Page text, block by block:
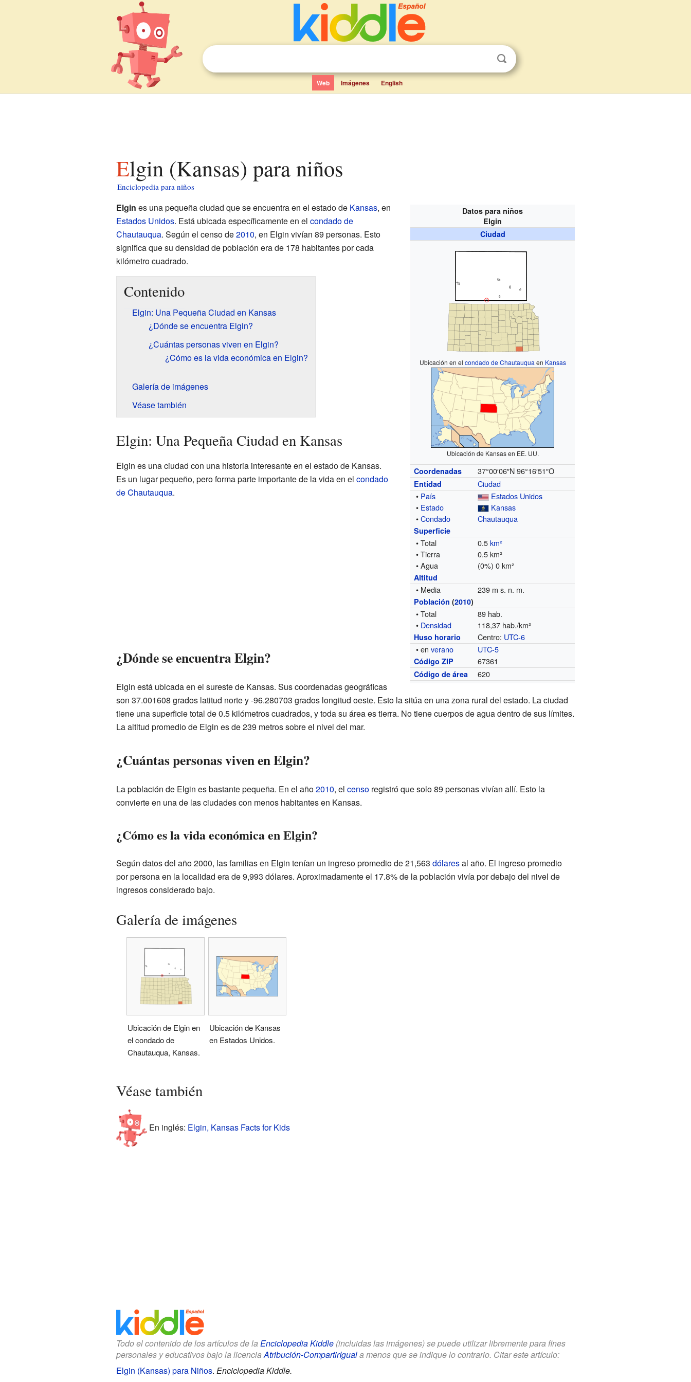
Web Imágenes English
Elgin (Kansas) para niños
Enciclopedia para niños
Datos para niños
Elgin
Ciudad
Ubicación en el condado de Chautauqua en Kansas
Ubicación de Kansas en EE. UU.
Coordenadas 37°00′06″N 96°16′51″O
Entidad
Ciudad
• País
Estados Unidos
• Estado
Kansas
•Condado Chautauqua
Superficie
• Total 0.5km²
• Tierra
0.5 km²
• Agua
(0%) 0 km²
Altitud
• Media 239 m s. n. m.
Población (2010)
• Total
89 hab.
• Densidad 118,37 hab./km²
Huso horario Centro: UTC-6
• enverano UTC-5
Código ZIP 67361
Código de área 620
Elgin es una pequeña ciudad que se encuentra en el estado de Kansas, en
Estados Unidos. Está ubicada específicamente en el condado de
Chautauqua. Según el censo de2010, en Elgin vivían 89 personas. Esto
significa que su densidad de población era de 178 habitantes por cada
kilómetro cuadrado.
Contenido
Elgin: Una Pequeña Ciudad en Kansas
¿Dónde se encuentra Elgin?
¿Cuántas personas viven en Elgin?
¿Cómo es la vida económica en Elgin?
Galería de imágenes
Véase también
Elgin: Una Pequeña Ciudad en Kansas
Elgin es una ciudad con una historia interesante en el estado de Kansas.
Es un lugar pequeño, pero forma parte importante de la vida en el condado
de Chautauqua.
¿Dónde se encuentra Elgin?
Elgin está ubicada en el sureste de Kansas. Sus coordenadas geográficas
son 37.001608 grados latitud norte y -96.280703 grados longitud oeste. Esto la sitúa en una zona rural del estado. La ciudad
tiene una superficie total de 0.5 kilómetros cuadrados, y toda su área es tierra. No tiene cuerpos de agua dentro de sus límites.
La altitud promedio de Elgin es de 239 metros sobre el nivel del mar.
¿Cuántas personas viven en Elgin?
La población de Elgin es bastante pequeña. En el año2010, el censoregistró que solo 89 personas vivían allí. Esto la
convierte en una de las ciudades con menos habitantes en Kansas.
¿Cómo es la vida económica en Elgin?
Según datos del año 2000, las familias en Elgin tenían un ingreso promedio de 21,563 dólaresal año. El ingreso promedio
por persona en la localidad era de 9,993 dólares. Aproximadamente el 17.8% de la población vivía por debajo del nivel de
ingresos considerado bajo.
Galería de imágenes
Ubicación de Elgin en
el condado de
Chautauqua, Kansas.
Ubicación de Kansas
en Estados Unidos.
Véase también
En inglés: Elgin, Kansas Facts for Kids
Todo el contenido de los artículos de la Enciclopedia Kiddle(incluidas las imágenes) se puede utilizar libremente para fines
personales y educativos bajo la licencia Atribución-CompartirIguala menos que se indique lo contrario. Citar este artículo:
Elgin (Kansas) para Niños. Enciclopedia Kiddle.